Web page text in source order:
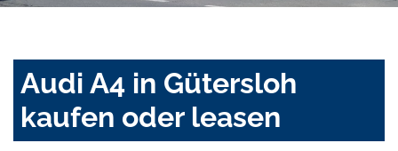
Audi A4 in Gütersloh
kaufen oder leasen